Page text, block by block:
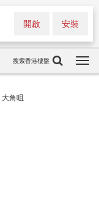
安裝
開啟
搜索香港樓盤
大角咀